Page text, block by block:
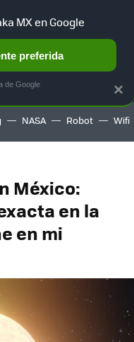
AUTO TERRITORIO
NASA Robot Wifi
México:
en la
en mi
×
MX en Google
preferida
de Google